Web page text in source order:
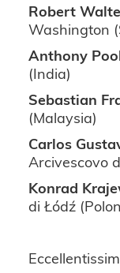
Robert
Washington
Anthony
(India)
Sebastian
(Malaysia)
Carlos
Arcivescovo
Konrad
di Łódź